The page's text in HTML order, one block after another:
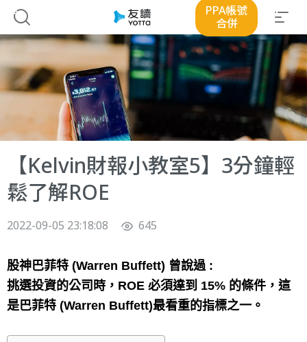
PPA帳號
合併
【Kelvin財報小教室5】3分鐘輕
鬆了解ROE
2022-09-05 23:18:08 645
股神巴菲特 (Warren Buffett) 曾說過 :
挑選投資的公司時，ROE 必須達到 15% 的條件，這
是巴菲特 (Warren Buffett)最看重的指標之一。